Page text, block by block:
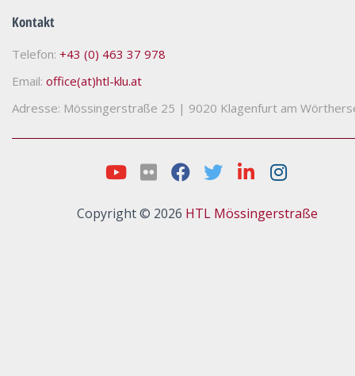
Kontakt
Telefon: +43 (0) 463 37 978
Email: office(at)htl-klu.at
Adresse: Mössingerstraße 25 | 9020 Klagenfurt am
Copyright © 2026 HTL Mössingerstraße